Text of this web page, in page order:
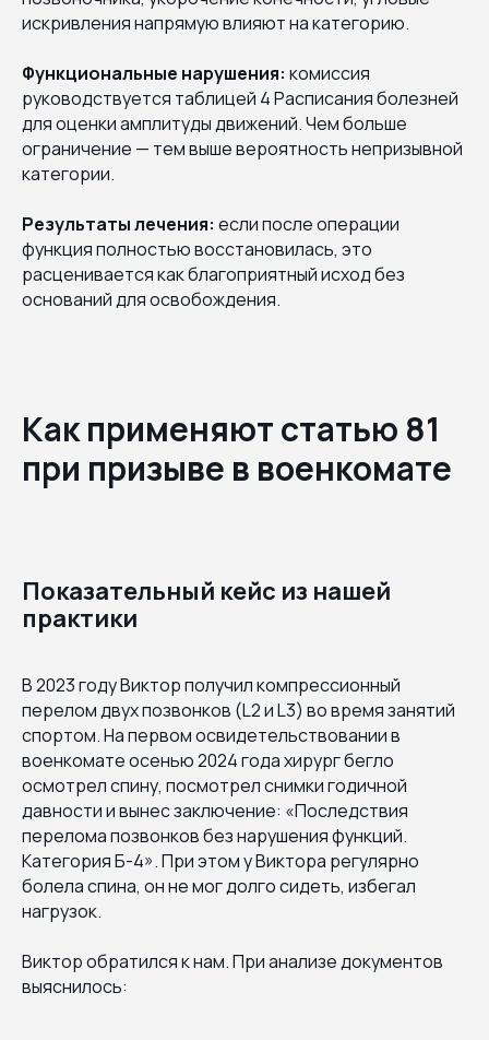
искривления напрямую влияют на категорию.
Функциональные нарушения: комиссия
руководствуется таблицей 4 Расписания болезней
для оценки амплитуды движений. Чем больше
ограничение — тем выше вероятность непризывной
категории.
Результаты лечения: если после операции
функция полностью восстановилась, это
расценивается как благоприятный исход без
оснований для освобождения.
Как применяют статью 81
при призыве в военкомате
Показательный кейс из нашей
практики
В 2023 году Виктор получил компрессионный
перелом двух позвонков (L2 и L3) во время занятий
спортом. На первом освидетельствовании в
военкомате осенью 2024 года хирург бегло
осмотрел спину, посмотрел снимки годичной
давности и вынес заключение: «Последствия
перелома позвонков без нарушения функций.
Категория Б-4». При этом у Виктора регулярно
болела спина, он не мог долго сидеть, избегал
нагрузок.
Виктор обратился к нам. При анализе документов
выяснилось: